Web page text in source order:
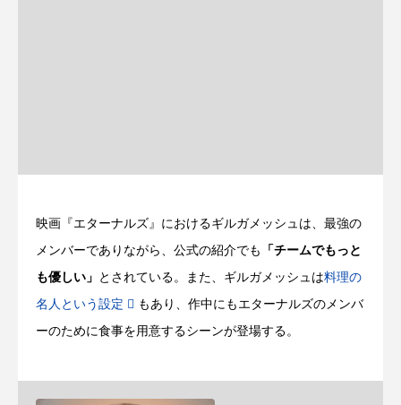
映画『エターナルズ』におけるギルガメッシュは、最強の
メンバーでありながら、公式の紹介でも 「チームでもっと
も優しい」 とされている。また、ギルガメッシュは料理の
名人という設定 もあり、作中にもエターナルズのメンバ
ーのために食事を用意するシーンが登場する。